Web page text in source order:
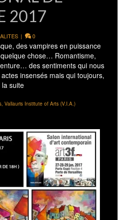
2017
| 0
des vampires en puissance
chose… Romantisme,
des sentiments qui nous
insensés mais qui toujours,
la suite
, Vallauris Institute of Arts (V.I.A.)